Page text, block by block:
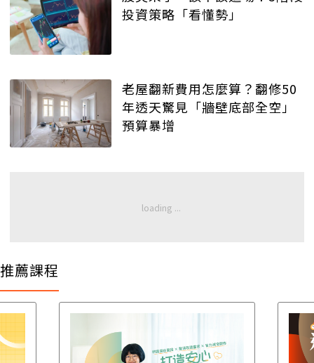
投資策略「看懂勢」
老屋翻新費用怎麼算？翻修50
年透天驚見「牆壁底部全空」
預算暴增
推薦課程